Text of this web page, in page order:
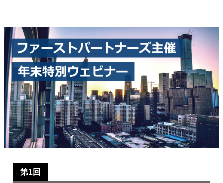
第1回